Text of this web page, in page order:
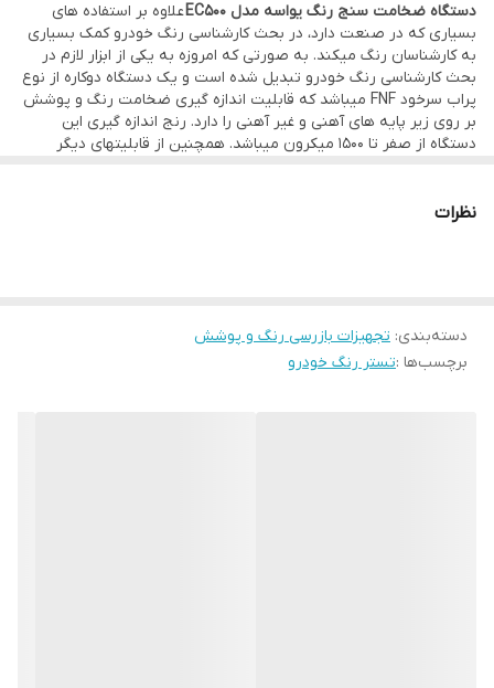
گارانتی 1 ساله
مناسب برای کارشناسی رنگ اتومبیل ، اسکت فلزی ، صنایع گالوانیزه و
…
دستگاه ضخامت سنج رنگ یواسه مدل EC500
علاوه بر استفاده های
بسیاری که در صنعت دارد، در بحث کارشناسی رنگ خودرو کمک بسیاری
به کارشناسان رنگ میکند. به صورتی که امروزه به یکی از ابزار لازم در
بحث کارشناسی رنگ خودرو تبدیل شده است و یک دستگاه دوکاره از نوع
پراب سرخود FNF میباشد که قابلیت اندازه گیری ضخامت رنگ و پوشش
بر روی زیر پایه های آهنی و غیر آهنی را دارد. رنج اندازه گیری این
دستگاه از صفر تا 1500 میکرون میباشد. همچنین از قابلیتهای دیگر
کارشناسی رنگ خودرو ، و کالیبراسیون دو نقطه ای جهت ضخامت سنجی
نظرات
دسته‌بندی: تجهیزات بازرسی رنگ و پوشش
برچسب‌ها :تستر رنگ خودرو